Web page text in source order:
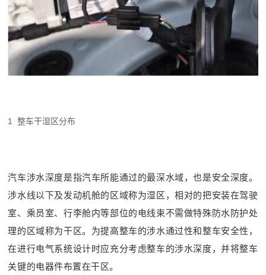
1 整车干湿区分布
汽车涉水深度是指汽车所能通过的最深水域，也是安全深度。
涉水线以下及发动机舱的区域称为湿区，相对的把安装在驾驶
室、乘员室、行李舱内等部位的电线束不需做特殊防水防护处
理的区域称为干区。为提高整车的涉水通过性和整车安全性，
在进行电气系统设计时应充分考虑整车的涉水深度，并将整车
关键的电器件布置在干区。